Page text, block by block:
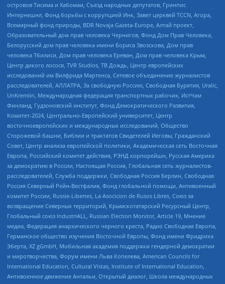
островов Тисима и Хабомаи, Съезд народных депутатов, Гринпис
Интернешнл, Фонд борьбы с коррупцией Инк, Завет церквей TCCN, Агора,
Всемирный фонд природы, BDR Novaja Gazeta-Europe, Алтай проект,
Образовательный дом прав человека Чернигов, Фонд Дом Прав Человека,
Белорусский дом прав человека имени Бориса Звозскова, Дом прав
человека Тбилиси, Дом прав человека Ереван, Дом прав человека Крым,
Центр дикого лосося, TVR Studios, ТВ Дождь, Центр европейских
исследований им Вилфрида Мартенса, Сетевое объединение журналистов
расследователей, АЛЛАТРА, За свободную Россию, Свободная Бурятия, Uralic,
UnKremlin, Международная федерация транспортных рабочих, ИстЧам
Финланд, Гудзоновский институт, Фонд Демократического Развития,
Комитет-2024, Центрально-Европейский университет, Центр
восточноевропейских и международных исследований, Общество
Сторожевой башни, Библии и трактатов Свидетелей Иеговы, Гражданский
Совет, Центр анализа европейской политики, Академическая сеть Восточная
Европа, Российский комитет действия, РЭНД корпорейшн, Русская Америка
за демократию в России, Настоящая Россия, Глобальная сеть журналистов-
расследователей, Служба поддержки, Свободная Россия Берлин, Свободная
Россия Северный Рейн-Вестфалия, Фонд глобальной помощи, Антивоенный
комитет России, Russie-Libertes, La Asocicion de Rusos Libres, Союз за
возвращение Северных территорий, Крымскотатарский Ресурсный Центр,
Глобальный союз IndustriALL, Russian Election Monitor, Article 19, Мнение
медиа, Федерация анархического черного креста, Радио Свободная Европа,
Германское общество изучения Восточной Европы, Фонд имени Фридриха
Эберта, XZ gGmbH, Мобильная академия поддержки гендерной демократии
и миротворчества, Форум имени Льва Копелева, American Councils for
International Education, Cultural Vistas, Institute of International Education,
Антивоенное движение Антальи, Открытый диалог, Школа международных